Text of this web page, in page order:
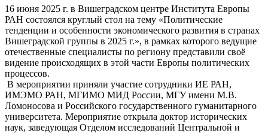
16 июня 2025 г. в Вишеградском центре Института Европы
РАН состоялся круглый стол на тему «Политические
тенденции и особенности экономического развития в странах
Вишеградской группы в 2025 г.», в рамках которого ведущие
отечественные специалисты по региону представили своё
видение происходящих в этой части Европы политических
процессов.
В мероприятии приняли участие сотрудники ИЕ РАН,
ИМЭМО РАН, МГИМО МИД России, МГУ имени М.В.
Ломоносова и Российского государственного гуманитарного
университета. Мероприятие открыла доктор исторических
наук, заведующая Отделом исследований Центральной и